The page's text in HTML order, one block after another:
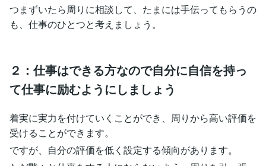
つまずいたら周りに相談して、たまには手伝ってもらうの
も、仕事のひとつと考えましょう。
２：仕事はできる方なので自分に自信を持っ
て仕事に励むようにしましょう
着実に実力を付けていくことができ、周りから高い評価を
受けることができます。
ですが、自分の評価を低く設定する傾向があります。